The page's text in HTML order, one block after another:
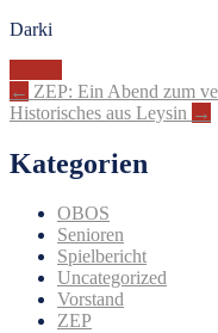
Darki
Artikel-
Navigation
← ZEP: Ein Abend zum
Historisches aus Leysin →
Kategorien
OBOS
Senioren
Spielbericht
Uncategorized
Vorstand
ZEP